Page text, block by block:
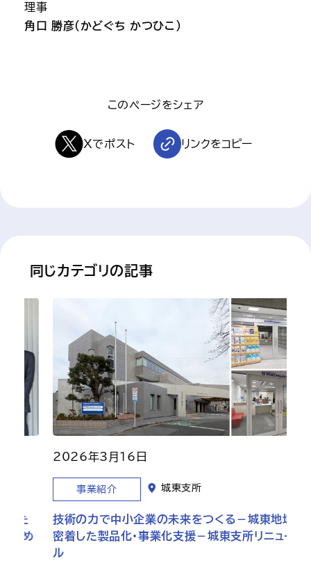
理事
角口 勝彦（かどぐち かつひこ）
このページをシェア
Xでポスト リンクをコピー
同じカテゴリの記事
2026年3月16日
事業紹介 城東支所
技術の力で中小企業の未来をつくる－城東地域に
密着した製品化・事業化支援－城東支所リニューア